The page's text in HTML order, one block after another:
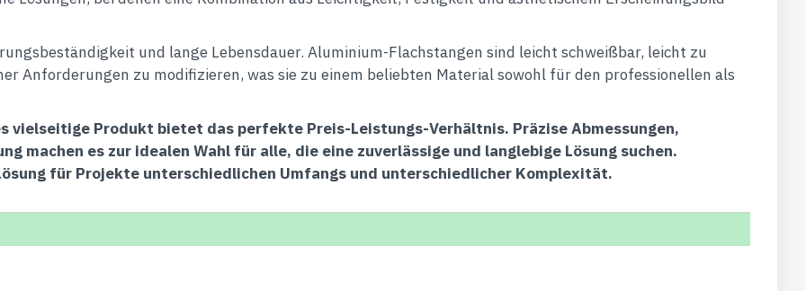
und lange Lebensdauer. Aluminium-Flachstangen sind leicht schweißbar, leicht zu
Anforderungen zu modifizieren, was sie zu einem beliebten Material sowohl für den professionellen als
vielseitige Produkt bietet das perfekte Preis-Leistungs-Verhältnis. Präzise Abmessungen,
machen es zur idealen Wahl für alle, die eine zuverlässige und langlebige Lösung suchen.
für Projekte unterschiedlichen Umfangs und unterschiedlicher Komplexität.